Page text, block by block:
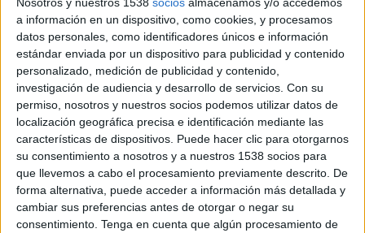
a información en un dispositivo, como cookies, y procesamos
datos personales, como identificadores únicos e información
estándar enviada por un dispositivo para publicidad y contenido
personalizado, medición de publicidad y contenido,
investigación de audiencia y desarrollo de servicios. Con su
permiso, nosotros y nuestros socios podemos utilizar datos de
localización geográfica precisa e identificación mediante las
características de dispositivos. Puede hacer clic para otorgarnos
su consentimiento a nosotros y a nuestros 1538 socios para
que llevemos a cabo el procesamiento previamente descrito. De
forma alternativa, puede acceder a información más detallada y
cambiar sus preferencias antes de otorgar o negar su
consentimiento. Tenga en cuenta que algún procesamiento de
servicio al cliente. Así mismo, el estudio revela
que el 59% de los clientes están dispuestos a
pagar más por experiencias excepcionales. Es
crucial crear una experiencia positiva en todos
los canales, ya sea en la tienda física o en línea.
Sin embargo, la falta de conexión entre canales y
la ausencia de datos del cliente pueden
obstaculizar este objetivo.
Teniendo en cuenta este contexto, Twilio ha
idenfiticado 5 formas de mejorar el servicio al
cliente en el retail.